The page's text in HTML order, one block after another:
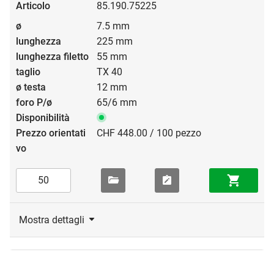
85.190.75225
7.5 mm
225 mm
55 mm
TX 40
12 mm
65/6 mm
CHF 448.00 / 100 pezzo
Mostra dettagli